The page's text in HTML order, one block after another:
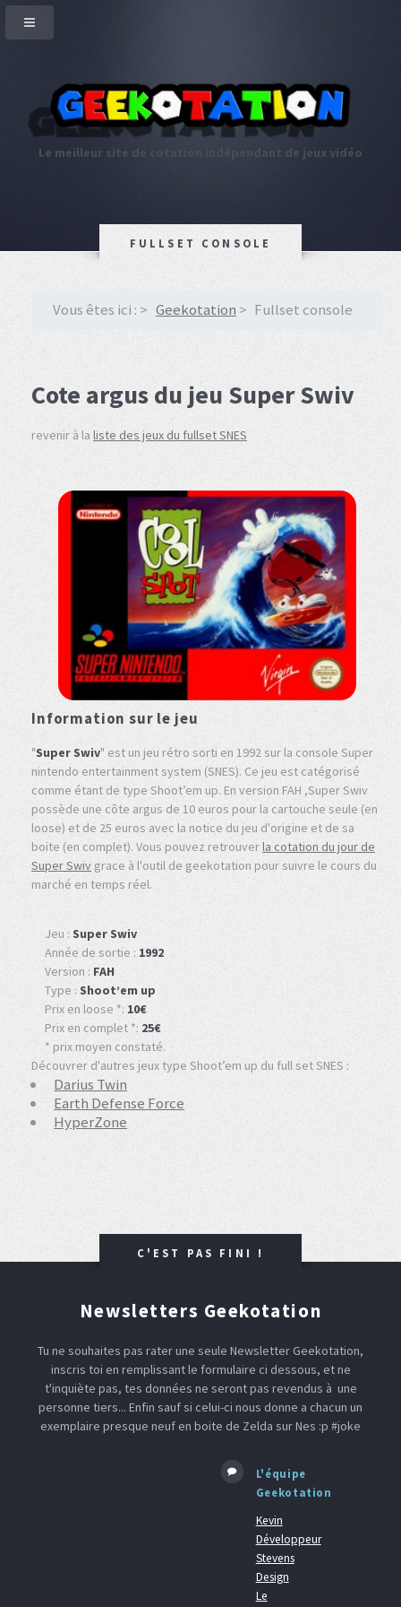
Le meilleur site de cotation indépendant de jeux vidéo
FULLSET CONSOLE
Vous êtes ici : Geekotation Fullset console
Cote argus du jeu Super Swiv
revenir à la liste des jeux du fullset SNES
Information sur le jeu
"Super Swiv" est un jeu rétro sorti en 1992 sur la console Super
nintendo entertainment system (SNES). Ce jeu est catégorisé
comme étant de type Shoot’em up. En version FAH ,Super Swiv
possède une côte argus de 10 euros pour la cartouche seule (en
loose) et de 25 euros avec la notice du jeu d'origine et de sa
boite (en complet). Vous pouvez retrouverla cotation du jour de
Super Swiv grace à l'outil de geekotation pour suivre le cours du
marché en temps réel.
Jeu : Super Swiv
Année de sortie : 1992
Version : FAH
Type : Shoot’em up
Prix en loose *: 10€
Prix en complet *: 25€
* prix moyen constaté.
Découvrer d'autres jeux type Shoot’em up du full set SNES :
Darius Twin
Earth Defense Force
HyperZone
C'EST PAS FINI !
Newsletters Geekotation
Tu ne souhaites pas rater une seule Newsletter Geekotation,
inscris toi en remplissant le formulaire ci dessous, et ne
t'inquiète pas, tes données ne seront pas revendus à une
personne tiers... Enfin sauf si celui-ci nous donne a chacun un
exemplaire presque neuf en boite de Zelda sur Nes :p #joke
L'équipe
Geekotation
Kevin
Développeur
Stevens
Design
Le